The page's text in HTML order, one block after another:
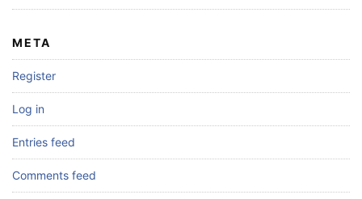
META
Register
Log in
Entries feed
Comments feed